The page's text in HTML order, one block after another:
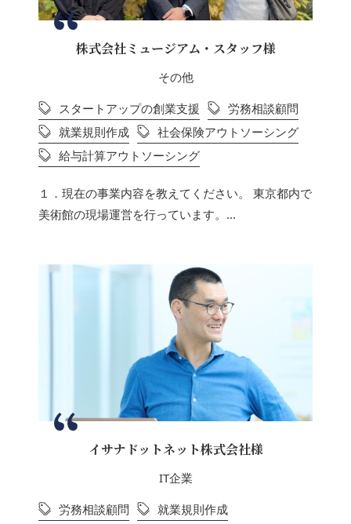
株式会社ミュージアム・スタッフ様
その他
スタートアップの創業支援
労務相談顧問
就業規則作成
社会保険アウトソーシング
給与計算アウトソーシング
１．現在の事業内容を教えてください。 東京都内で
美術館の現場運営を行っています。...
イサナドットネット株式会社様
IT企業
労務相談顧問
就業規則作成